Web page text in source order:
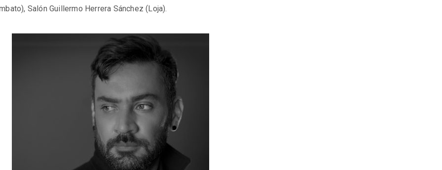
Salón Guillermo Herrera Sánchez (Loja).